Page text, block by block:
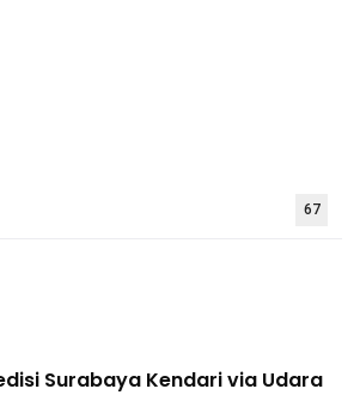
67
Surabaya Kendari via Udara